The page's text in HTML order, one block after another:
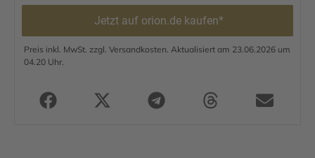
Jetzt auf orion.de kaufen*
Preis inkl. MwSt. zzgl. Versandkosten. Aktualisiert am 23.06.2026 um
04.20 Uhr.